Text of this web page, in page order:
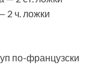
2 ч. ложки
по-французски